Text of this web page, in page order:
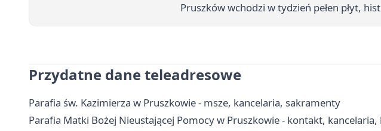
Pruszków wchodzi w tydzień pełen płyt,
Przydatne dane teleadresowe
Parafia św. Kazimierza w Pruszkowie - msze, kancelaria, sakramenty
Parafia Matki Bożej Nieustającej Pomocy w Pruszkowie - kontakt,